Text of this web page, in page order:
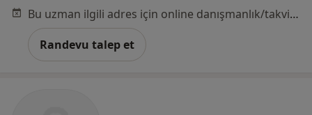
Bu uzman ilgili adres için online danışmanlık/takvim sunmuyor.
Randevu talep et